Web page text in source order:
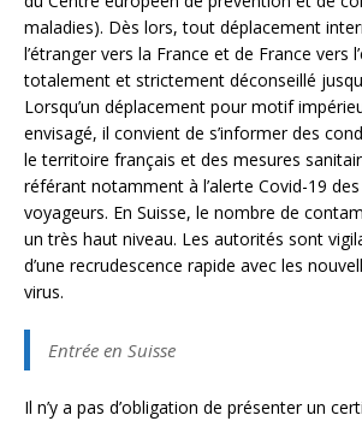
maladies). Dès lors, tout déplacement
l’étranger vers la France et de France vers
totalement et strictement déconseillé
Lorsqu’un déplacement pour motif
envisagé, il convient de s’informer des
le territoire français et des mesures
référant notamment à l’alerte Covid-19
voyageurs. En Suisse, le nombre de
un très haut niveau. Les autorités sont
d’une recrudescence rapide avec les
virus.
Entrée en Suisse
Il n’y a pas d’obligation de présenter un